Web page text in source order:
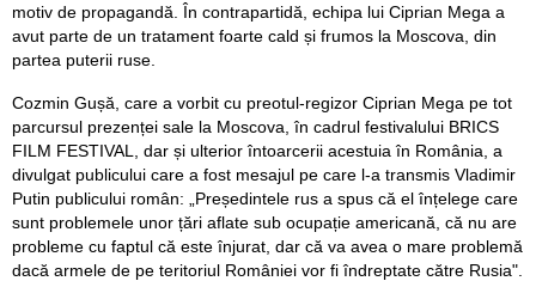
motiv de propagandă. În contrapartidă, echipa lui Ciprian Mega a
avut parte de un tratament foarte cald și frumos la Moscova, din
partea puterii ruse.
Cozmin Gușă, care a vorbit cu preotul-regizor Ciprian Mega pe tot
parcursul prezenței sale la Moscova, în cadrul festivalului BRICS
FILM FESTIVAL, dar și ulterior întoarcerii acestuia în România, a
divulgat publicului care a fost mesajul pe care l-a transmis Vladimir
Putin publicului român: „Președintele rus a spus că el înțelege care
sunt problemele unor țări aflate sub ocupație americană, că nu are
probleme cu faptul că este înjurat, dar că va avea o mare problemă
dacă armele de pe teritoriul României vor fi îndreptate către Rusia".